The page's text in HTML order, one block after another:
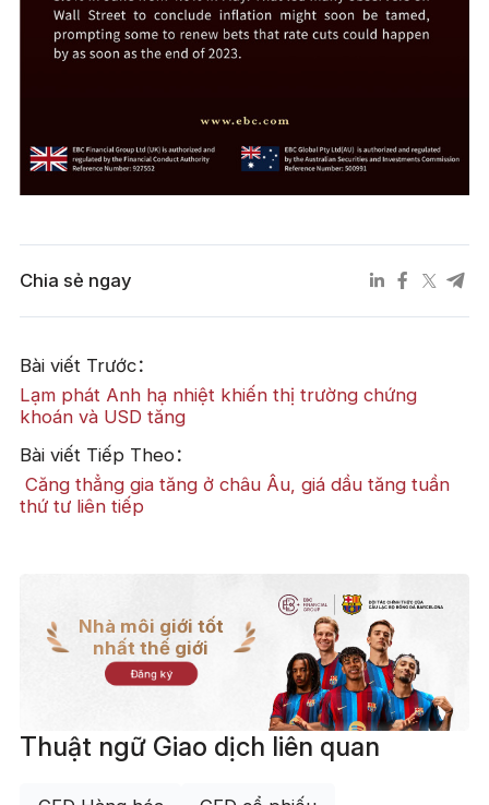
Chia sẻ ngay
Bài viết Trước：
Lạm phát Anh hạ nhiệt khiến thị trường chứng
khoán và USD tăng
Bài viết Tiếp Theo：
​ Căng thẳng gia tăng ở châu Âu, giá dầu tăng tuần
thứ tư liên tiếp
Nhà môi giới tốt
nhất thế giới
Đăng ký
Thuật ngữ Giao dịch liên quan